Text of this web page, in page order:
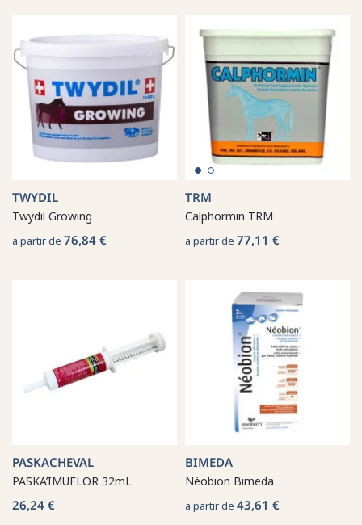
TWYDIL
Twydil Growing
a partir de 76,84 €
TRM
Calphormin TRM
a partir de 77,11 €
PASKACHEVAL
PASKA’IMUFLOR 32mL
26,24 €
BIMEDA
Néobion Bimeda
a partir de 43,61 €